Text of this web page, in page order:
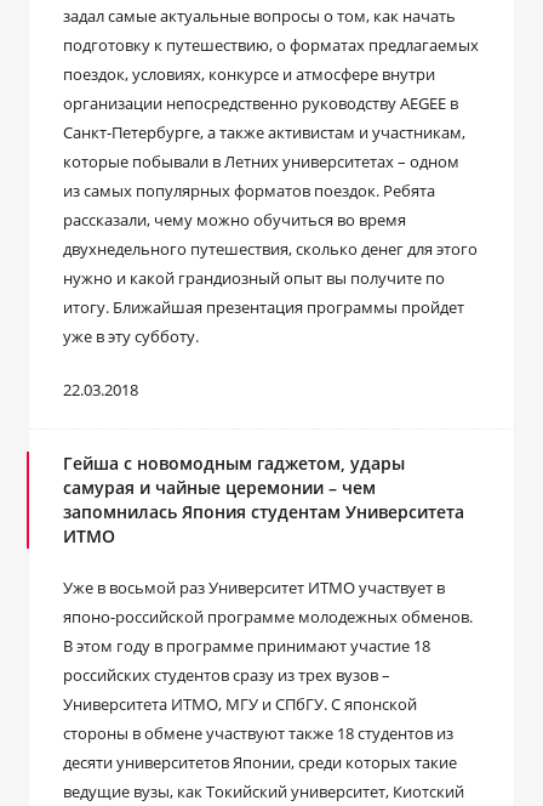
задал самые актуальные вопросы о том, как начать
подготовку к путешествию, о форматах предлагаемых
поездок, условиях, конкурсе и атмосфере внутри
организации непосредственно руководству AEGEE в
Санкт-Петербурге, а также активистам и участникам,
которые побывали в Летних университетах – одном
из самых популярных форматов поездок. Ребята
рассказали, чему можно обучиться во время
двухнедельного путешествия, сколько денег для этого
нужно и какой грандиозный опыт вы получите по
итогу. Ближайшая презентация программы пройдет
уже в эту субботу.
22.03.2018
Гейша с новомодным гаджетом, удары
самурая и чайные церемонии – чем
запомнилась Япония студентам Университета
ИТМО
Уже в восьмой раз Университет ИТМО участвует в
японо-российской программе молодежных обменов.
В этом году в программе принимают участие 18
российских студентов сразу из трех вузов –
Университета ИТМО, МГУ и СПбГУ. С японской
стороны в обмене участвуют также 18 студентов из
десяти университетов Японии, среди которых такие
ведущие вузы, как Токийский университет, Киотский